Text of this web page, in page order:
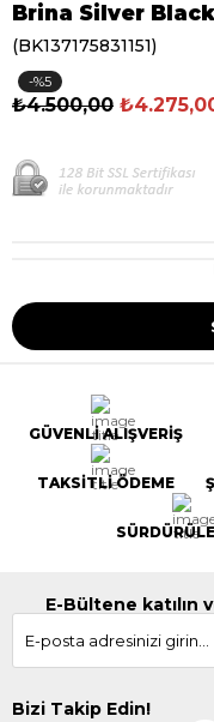
Brina Silver
(BK137175831151)
5
₺4.500,00
GÜVENLİ ALIŞVERİŞ
TAKSİTLİ ÖDEME
E-Bültene katılın
Bizi Takip Edin!